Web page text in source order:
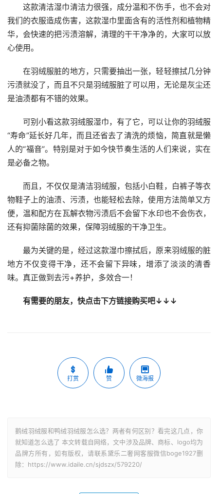
这款清洁湿巾清洁力很强，成分温和不伤手，也不会对
我们的衣服造成伤害，这款湿巾里面含有的活性剂和植物精
华，会快速的把污渍溶解，清理的干干净净的，大家可以放
心使用。
在羽绒服脏的地方，只需要抽出一张，轻轻擦拭几分钟
污渍就没了，而且不只是羽绒服脏了可以用，无论是灰尘还
是油渍都有不错的效果。
可别小看这款羽绒服湿巾，有了它，可以让你的羽绒服
“寿命”延长好几年，而且还省去了清洗的烦恼，简直就是懒
人的“福音”。特别是对于如今快节奏生活的人们来说，实在
是必备之物。
而且，不仅仅是清洁羽绒服，包括小白鞋，白裤子等衣
物鞋子上的油渍、污渍，也能轻松去除，使用方法简单又方
便，温和配方在瓦解衣物污渍后不会留下水印也不会伤衣，
还有抑菌除菌的效果，保障羽绒服的干净卫生。
最为关键的是，经过这款湿巾擦拭后，原来羽绒服的脏
地方不仅变得干净，还不会留下异味，增添了淡淡的清香
味。真正做到去污+养护，多效合一！
有需要的朋友，快点击下方链接购买吧↓↓↓
打赏 赞 微海报
鹅绒羽绒服和鸭绒羽绒服怎么选？两者有何区别？看完这几点，你
就知道怎么选了 本文转载自网络，文中涉及品牌、商标、logo均为
品牌方所有，如有版权，请联系黛乐二奢网客服微信boge1927删
除：https://www.idaile.cn/sjdszx/579220/